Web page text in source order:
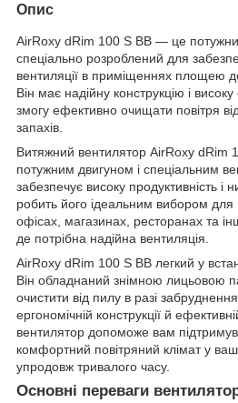
Опис
AirRoxy dRim 100 S BB — це
спеціально розроблений для
вентиляції в приміщеннях площею
Він має надійну конструкцію і
змогу ефективно очищати повітря
запахів.
Витяжний вентилятор AirRoxy dRim
потужним двигуном і спеціальним
забезпечує високу продуктивність і
робить його ідеальним вибором для
офісах, магазинах, ресторанах та
де потрібна надійна вентиляція.
AirRoxy dRim 100 S BB легкий у
Він обладнаний знімною лицьовою
очистити від пилу в разі
ергономічній конструкції й
вентилятор допоможе вам
комфортний повітряний клімат у
упродовж тривалого часу.
Основні переваги